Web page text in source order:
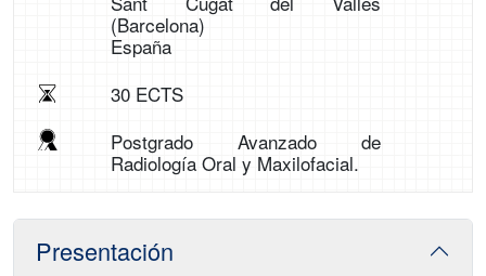
(Barcelona)
España
30 ECTS
Postgrado Avanzado de
Radiología Oral y Maxilofacial.
Presentación